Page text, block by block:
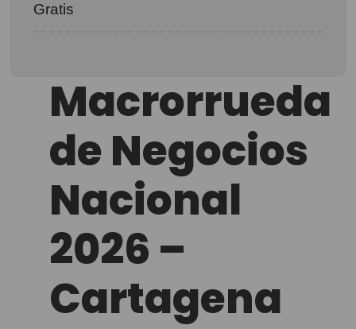
Gratis
Macrorrueda
de Negocios
Nacional
2026 –
Cartagena